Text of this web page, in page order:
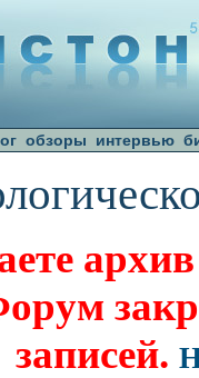
обзоры интервью
записей.